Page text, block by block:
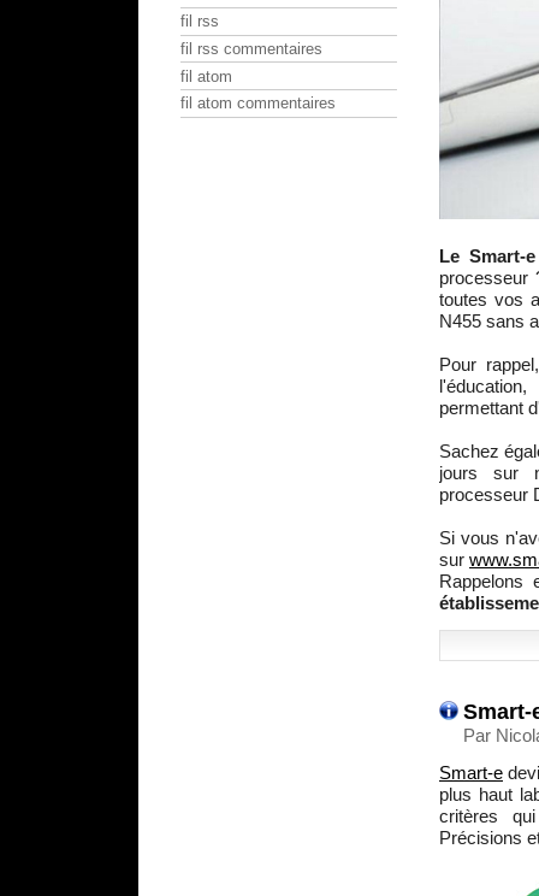
Le Smart-
processeur
toutes vos
N455 sans
Pour
permettant
Sachez
jours sur
processeur
Si vous
sur
Rappelons
Smart-
Par
Smart-e
plus haut
critères
Précisions
fil rss
fil rss commentaires
fil atom
fil atom commentaires